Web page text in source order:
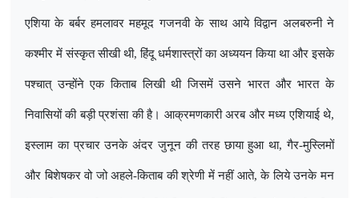
एशिया के बर्बर हमलावर महमूद गजनवी के साथ आये विद्वान अलबरुनी ने
कश्मीर में संस्कृत सीखी थी,हिंदू धर्मशास्त्रों का अध्ययन किया था और इसके
पश्चात् उन्होंने एक किताब लिखी थी जिसमें उसने भारत और भारत के
निवासियों की बड़ी प्रशंसा की है। आक्रमणकारी अरब और मध्य एशियाई थे,
इस्लाम का प्रचार उनके अंदर जुनून की तरह छाया हुआ था,गैर-मुस्लिमों
और बिशेषकर वो जो अहले-किताब की श्रेणी में नहीं आते,के लिये उनके मन